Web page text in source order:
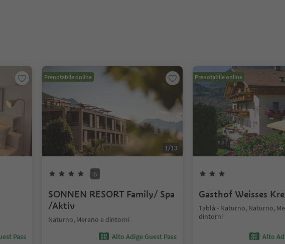
Pass
Prenotabile online
1/13
S
SONNEN RESORT Family/ Spa
/Aktiv
Naturno, Merano e dintorni
Alto Adige Guest Pass
Prenotabile online
Gasthof Weisses
Tablà - Naturno, Naturno,
dintorni
Alto